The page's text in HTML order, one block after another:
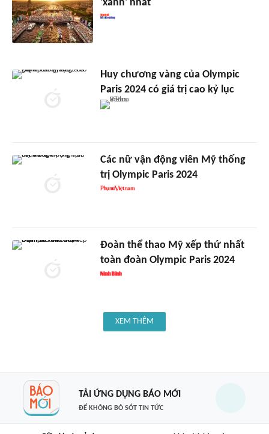
'xanh' nhất
Huy chương vàng của Olympic
Paris 2024 có giá trị cao kỷ lục
Các nữ vận động viên Mỹ thống
trị Olympic Paris 2024
Đoàn thể thao Mỹ xếp thứ nhất
toàn đoàn Olympic Paris 2024
XEM THÊM
TẢI ỨNG DỤNG BÁO MỚI
ĐỂ KHÔNG BỎ SÓT TIN TỨC